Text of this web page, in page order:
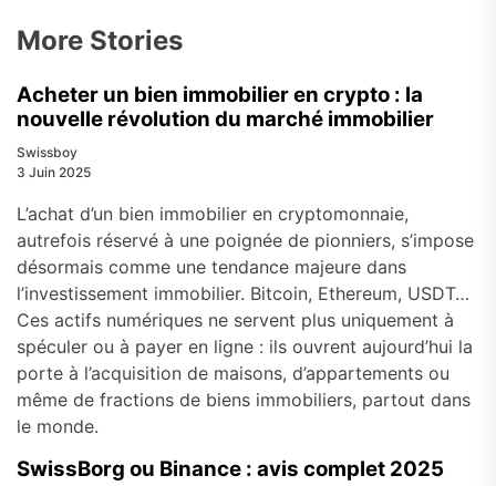
More Stories
Acheter un bien immobilier en crypto : la
nouvelle révolution du marché immobilier
Swissboy
3 Juin 2025
L’achat d’un bien immobilier en cryptomonnaie,
autrefois réservé à une poignée de pionniers, s’impose
désormais comme une tendance majeure dans
l’investissement immobilier. Bitcoin, Ethereum, USDT…
Ces actifs numériques ne servent plus uniquement à
spéculer ou à payer en ligne : ils ouvrent aujourd’hui la
porte à l’acquisition de maisons, d’appartements ou
même de fractions de biens immobiliers, partout dans
le monde.
SwissBorg ou Binance : avis complet 2025